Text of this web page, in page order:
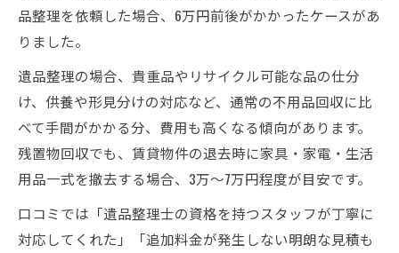
品整理を依頼した場合、6万円前後がかかったケースがあ
りました。
遺品整理の場合、貴重品やリサイクル可能な品の仕分
け、供養や形見分けの対応など、通常の不用品回収に比
べて手間がかかる分、費用も高くなる傾向があります。
残置物回収でも、賃貸物件の退去時に家具・家電・生活
用品一式を撤去する場合、3万〜7万円程度が目安です。
口コミでは「遺品整理士の資格を持つスタッフが丁寧に
対応してくれた」「追加料金が発生しない明朗な見積も